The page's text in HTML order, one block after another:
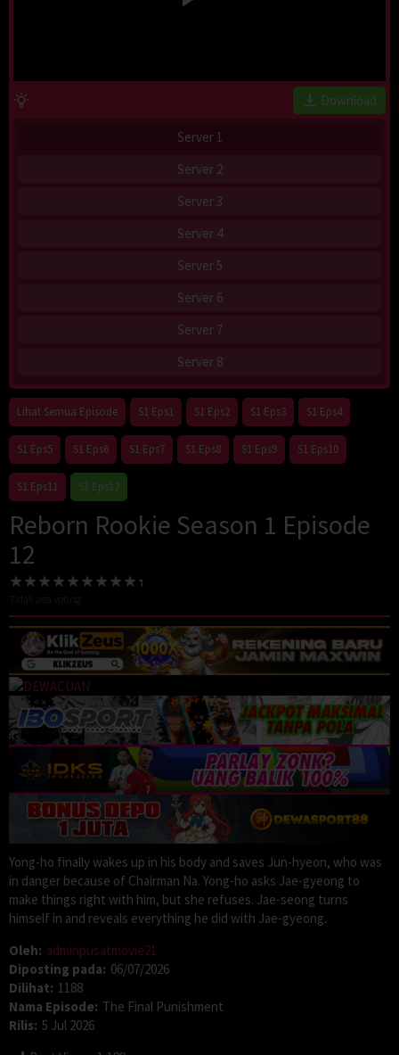
Download
Server 1
Server 2
Server 3
Server 4
Server 5
Server 6
Server 7
Server 8
Lihat Semua Episode S1 Eps1 S1 Eps2 S1 Eps3 S1 Eps4
S1 Eps5 S1 Eps6 S1 Eps7 S1 Eps8 S1 Eps9 S1 Eps10
S1 Eps11 S1 Eps12
Reborn Rookie Season 1 Episode
12
Tidak ada voting
Yong-ho finally wakes up in his body and saves Jun-hyeon, who was
in danger because of Chairman Na. Yong-ho asks Jae-gyeong to
make things right with him, but she refuses. Jae-seong turns
himself in and reveals everything he did with Jae-gyeong.
Oleh: adminpusatmovie21
Diposting pada: 06/07/2026
Dilihat: 1188
Nama Episode: The Final Punishment
Rilis: 5 Jul 2026